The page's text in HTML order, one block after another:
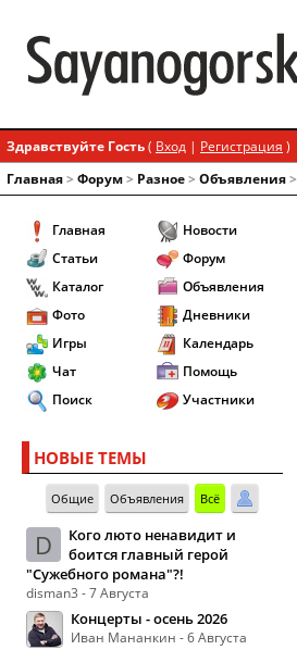
Здравствуйте Гость( Вход | Регистрация )
Главная> Форум> Разное> Объявления>
Главная
Статьи
Каталог
Фото
Игры
Чат
Поиск
Новости
Форум
Объявления
Дневники
Календарь
Помощь
Участники
НОВЫЕ ТЕМЫ
Общие Объявления Всё
D
Кого люто ненавидит и
боится главный герой
"Сужебного романа"?!
disman3 - 7 Августа
Концерты - осень 2026
Иван Мананкин - 6 Августа